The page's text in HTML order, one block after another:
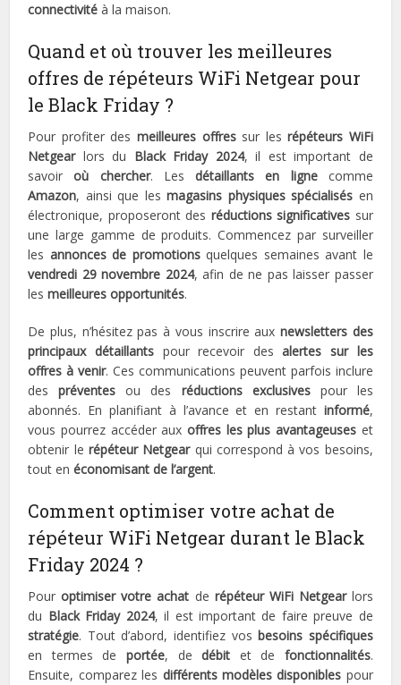
connectivité à la maison.
Quand et où trouver les meilleures
offres de répéteurs WiFi Netgear pour
le Black Friday ?
Pour profiter des meilleures offressur lesrépéteurs WiFi
Netgearlors du Black Friday 2024, il est important de
savoiroù chercher. Lesdétaillants en lignecomme
Amazon, ainsi que lesmagasins physiques spécialisés en
électronique, proposeront des réductions significatives sur
une large gamme de produits. Commencez par surveiller
les annonces de promotionsquelques semaines avant le
vendredi 29 novembre 2024, afin de ne pas laisser passer
lesmeilleures opportunités.
De plus, n’hésitez pas à vous inscrire auxnewsletters des
principaux détaillantspour recevoir desalertes sur les
offres à venir. Ces communications peuvent parfois inclure
despréventes ou des réductions exclusivespour les
abonnés. En planifiant à l’avance et en restant informé,
vous pourrez accéder aux offres les plus avantageuses et
obtenir le répéteur Netgearqui correspond à vos besoins,
tout enéconomisant de l’argent.
Comment optimiser votre achat de
répéteur WiFi Netgear durant le Black
Friday 2024 ?
Pouroptimiser votre achat de répéteur WiFi Netgearlors
du Black Friday 2024, il est important de faire preuve de
stratégie. Tout d’abord, identifiez vos besoins spécifiques
en termes de portée, dedébit et de fonctionnalités.
Ensuite, comparez les différents modèles disponibles pour